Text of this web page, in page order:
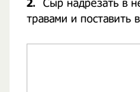
2. Сыр надрезать в
травами и поставить